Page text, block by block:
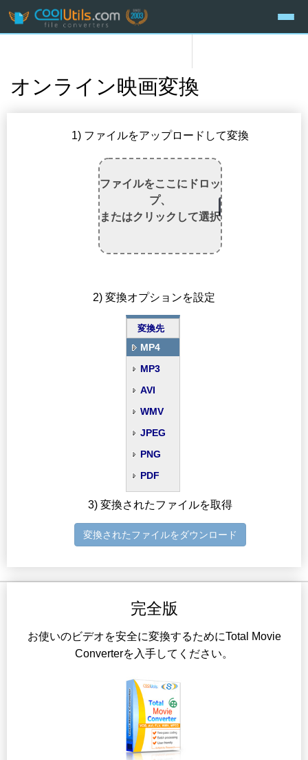
オンライン映画変換
1) ファイルをアップロードして変換
ファイルをここにドロッ
プ、
またはクリックして選択
2) 変換オプションを設定
変換先
MP4
MP3
AVI
WMV
JPEG
PNG
PDF
3) 変換されたファイルを取得
変換されたファイルをダウンロード
完全版
お使いのビデオを安全に変換するためにTotal Movie
Converterを入手してください。